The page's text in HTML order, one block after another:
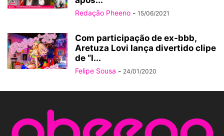
Redação Pheeno - 15/06/2021
Com participação de ex-bbb,
Aretuza Lovi lança divertido clipe
de “I...
Felipe Sousa - 24/01/2020